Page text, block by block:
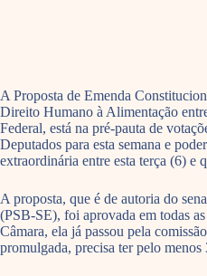
A Proposta de Emenda
Direito Humano à Alimentação
Federal, está na pré-pauta de
Deputados para esta semana e
extraordinária entre esta terça (6) e
A proposta, que é de autoria do
(PSB-SE), foi aprovada em todas
Câmara, ela já passou pela
promulgada, precisa ter pelo